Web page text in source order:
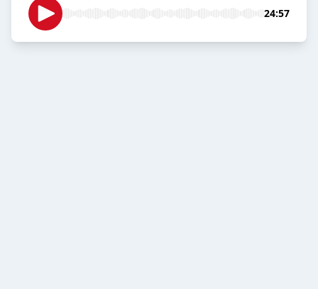
24:57